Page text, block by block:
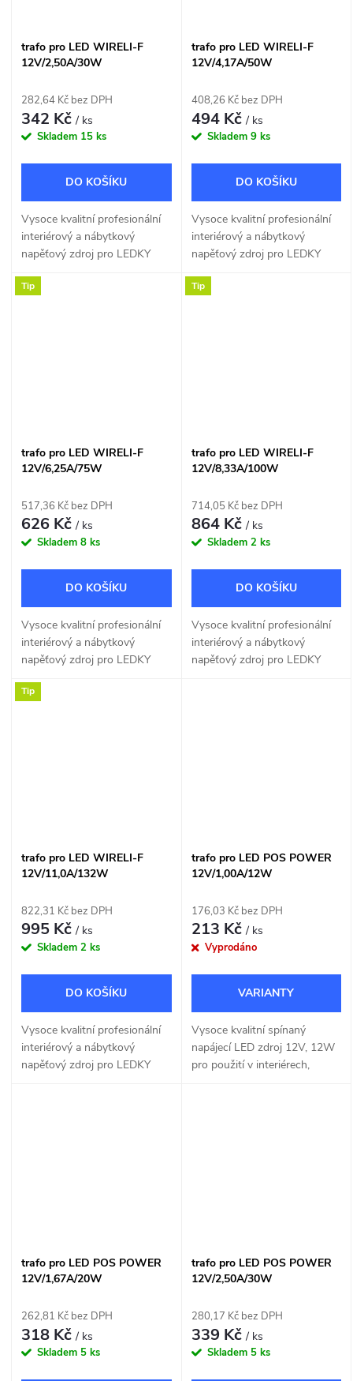
trafo pro LED WIRELI-F
12V/2,50A/30W
282,64 Kč bez DPH
342 Kč/ ks
Skladem 15 ks
DO KOŠÍKU
Vysoce kvalitní profesionální
interiérový a nábytkový
napěťový zdroj pro LEDKY
montáž na normálně hořlavé
trafo pro LED WIRELI-F
12V/4,17A/50W
408,26 Kč bez DPH
494 Kč/ ks
Skladem 9 ks
DO KOŠÍKU
Vysoce kvalitní profesionální
interiérový a nábytkový
napěťový zdroj pro LEDKY
montáž na normálně hořlavé
Tip
trafo pro LED WIRELI-F
12V/6,25A/75W
517,36 Kč bez DPH
626 Kč/ ks
Skladem 8 ks
DO KOŠÍKU
Vysoce kvalitní profesionální
interiérový a nábytkový
napěťový zdroj pro LEDKY
montáž na normálně hořlavé
Tip
trafo pro LED WIRELI-F
12V/8,33A/100W
714,05 Kč bez DPH
864 Kč/ ks
Skladem 2 ks
DO KOŠÍKU
Vysoce kvalitní profesionální
interiérový a nábytkový
napěťový zdroj pro LEDKY
Tip
trafo pro LED WIRELI-F
12V/11,0A/132W
822,31 Kč bez DPH
995 Kč/ ks
Skladem 2 ks
DO KOŠÍKU
Vysoce kvalitní profesionální
interiérový a nábytkový
napěťový zdroj pro LEDKY
trafo pro LED POS POWER
12V/1,00A/12W
176,03 Kč bez DPH
213 Kč/ ks
Vyprodáno
Vysoce kvalitní spínaný
napájecí LED zdroj 12V, 12W
pro použití v interiérech,
trafo pro LED POS POWER
12V/1,67A/20W
262,81 Kč bez DPH
318 Kč/ ks
Skladem 5 ks
trafo pro LED POS POWER
12V/2,50A/30W
280,17 Kč bez DPH
339 Kč/ ks
Skladem 5 ks